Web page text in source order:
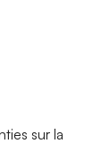
sur la